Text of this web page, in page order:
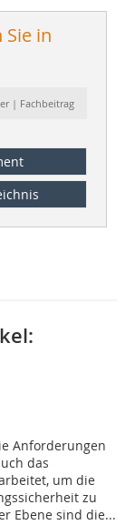
in
| Fachbeitrag
Anforderungen
das
um die
zu
Ebene sind die...